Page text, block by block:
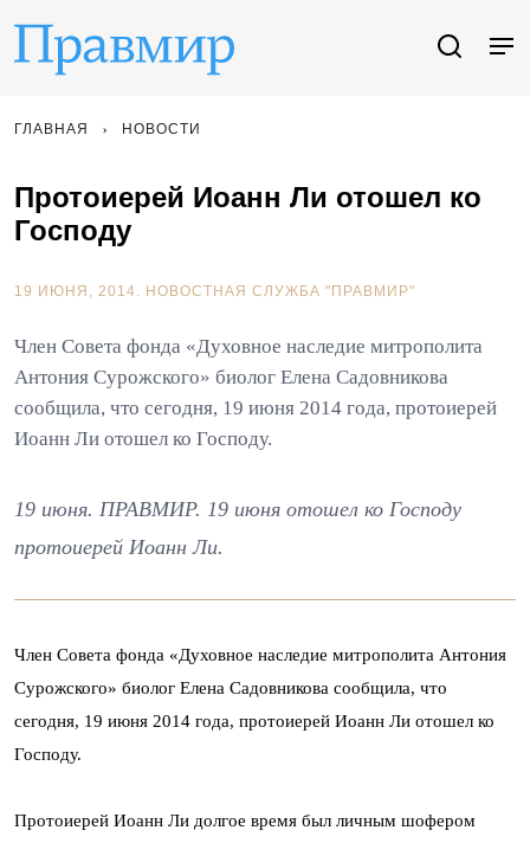
ГЛАВНАЯ НОВОСТИ
Протоиерей Иоанн Ли отошел ко
Господу
19 ИЮНЯ, 2014. НОВОСТНАЯ СЛУЖБА "ПРАВМИР"
Член Совета фонда «Духовное наследие митрополита
Антония Сурожского» биолог Елена Садовникова
сообщила, что сегодня, 19 июня 2014 года, протоиерей
Иоанн Ли отошел ко Господу.
19 июня. ПРАВМИР. 19 июня отошел ко Господу
протоиерей Иоанн Ли.
Член Совета фонда «Духовное наследие митрополита Антония
Сурожского» биолог Елена Садовникова сообщила, что
сегодня, 19 июня 2014 года, протоиерей Иоанн Ли отошел ко
Господу.
Протоиерей Иоанн Ли долгое время был личным шофером